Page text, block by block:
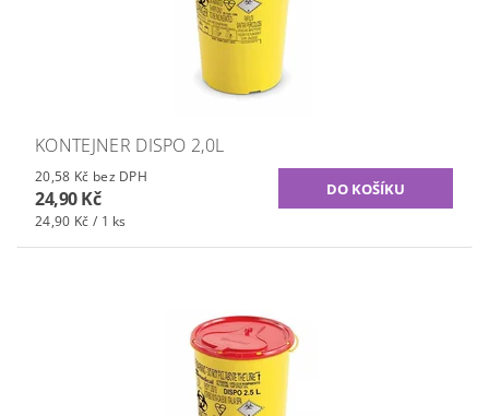
KONTEJNER DISPO 2,0L
20,58 Kč bez DPH
24,90 Kč
24,90 Kč / 1 ks